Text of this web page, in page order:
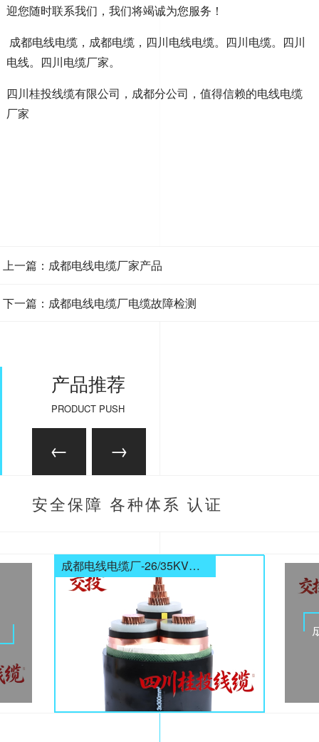
迎您随时联系我们，我们将竭诚为您服务！
成都电线电缆，成都电缆，四川电线电缆。四川电缆。四川
电线。四川电缆厂家。
四川桂投线缆有限公司 ，成都分公司，值得信赖的电线电缆
厂家
上一篇：成都电线电缆厂家产品
下一篇：成都电线电缆厂电缆故障检测
产品推荐
PRODUCT PUSH
安全保障 各种体系 认证
成都电线电缆厂-26/35KV高压电缆